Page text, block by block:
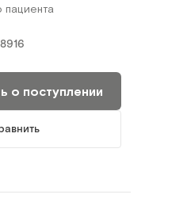
8916
о поступлении